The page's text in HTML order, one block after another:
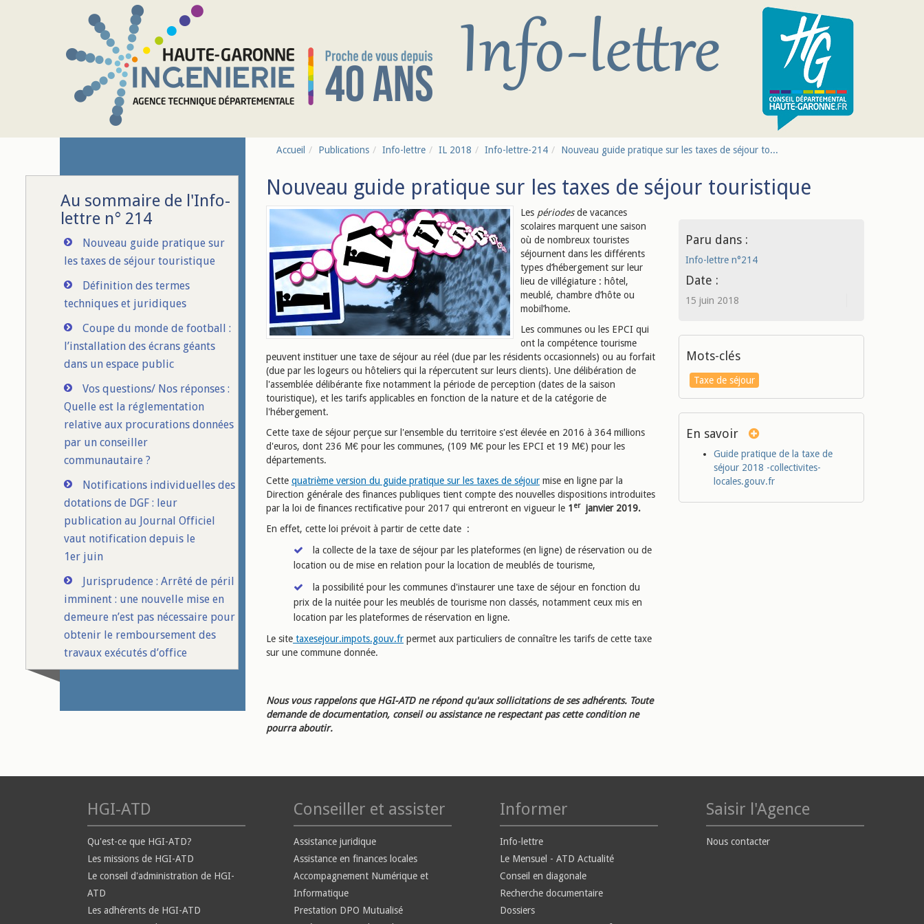
Au sommaire de l'Info-
lettre n° 214
Nouveau guide pratique sur
les taxes de séjour touristique
Définition des termes
techniques et juridiques
Coupe du monde de football :
l’installation des écrans géants
dans un espace public
Vos questions/ Nos réponses :
Quelle est la réglementation
relative aux procurations données
par un conseiller
communautaire ?
Notifications individuelles des
dotations de DGF : leur
publication au Journal Officiel
vaut notification depuis le
1er juin
Jurisprudence : Arrêté de péril
imminent : une nouvelle mise en
demeure n’est pas nécessaire pour
obtenir le remboursement des
travaux exécutés d’office
Accueil Publications Info-lettre IL 2018 Info-lettre-214 Nouveau guide pratique sur les taxes de séjour to...
Nouveau guide pratique sur les taxes de séjour touristique
Les périodesde vacances
scolaires marquent une saison
où de nombreux touristes
séjournent dans les différents
types d’hébergement sur leur
lieu de villégiature : hôtel,
meublé, chambre d’hôte ou
mobil’home.
Les communes ou les EPCI qui
ont la compétence tourisme
peuvent instituer une taxe de séjour au réel (due par les résidents occasionnels) ou au forfait
(due par les logeurs ou hôteliers qui la répercutent sur leurs clients). Une délibération de
l'assemblée délibérante fixe notamment la période de perception (dates de la saison
touristique), et les tarifs applicables en fonction de la nature et de la catégorie de
l'hébergement.
Cette taxe de séjour perçue sur l'ensemble du territoire s'est élevée en 2016 à 364 millions
d'euros, dont 236 M€ pour les communes, (109 M€ pour les EPCI et 19 M€) pour les
départements.
Cette quatrième version du guide pratique sur les taxes de séjour mise en ligne par la
Direction générale des finances publiques tient compte des nouvelles dispositions introduites
par la loi de finances rectificative pour 2017 qui entreront en vigueur le 1 erjanvier 2019.
En effet, cette loi prévoit à partir de cette date :
la collecte de la taxe de séjour par les plateformes (en ligne) de réservation ou de
location ou de mise en relation pour la location de meublés de tourisme,
la possibilité pour les communes d'instaurer une taxe de séjour en fonction du
prix de la nuitée pour les meublés de tourisme non classés, notamment ceux mis en
location par les plateformes de réservation en ligne.
Le site taxesejour.impots.gouv.fr permet aux particuliers de connaître les tarifs de cette taxe
sur une commune donnée.
Nous vous rappelons que HGI-ATD ne répond qu'aux sollicitations de ses adhérents. Toute
demande de documentation, conseil ou assistance ne respectant pas cette condition ne
pourra aboutir.
Paru dans :
Info-lettre n°214
Date :
15 juin 2018
Mots-clés
Taxe de séjour
En savoir
Guide pratique de la taxe de
séjour 2018 -collectivites-
locales.gouv.fr
HGI-ATD
Qu'est-ce que HGI-ATD?
Les missions de HGI-ATD
Le conseil d'administration de HGI-
ATD
Les adhérents de HGI-ATD
Conseiller et assister
Assistance juridique
Assistance en finances locales
Accompagnement Numérique et
Informatique
Prestation DPO Mutualisé
Informer
Info-lettre
Le Mensuel - ATD Actualité
Conseil en diagonale
Recherche documentaire
Dossiers
Saisir l'Agence
Nous contacter